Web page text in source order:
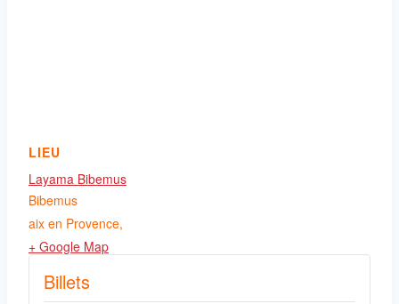
LIEU
Layama Bibemus
Bibemus
aix en Provence,
+ Google Map
Billets